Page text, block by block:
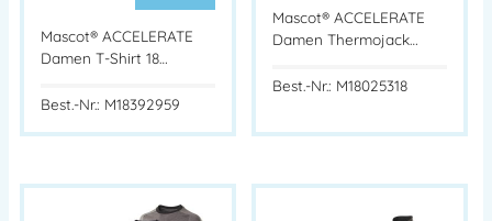
Mascot® ACCELERATE
Damen T-Shirt 18…
Best.-Nr.: M18392959
Mascot® ACCELERATE
Damen Thermojack…
Best.-Nr.: M18025318